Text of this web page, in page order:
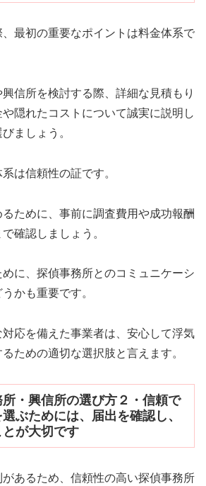
最初の重要なポイントは料金体系で
信所を検討する際、詳細な見積もり
隠れたコストについて誠実に説明し
ましょう。
は信頼性の証です。
ために、事前に調査費用や成功報酬
確認しましょう。
に、探偵事務所とのコミュニケーシ
かも重要です。
応を備えた事業者は、安心して浮気
ための適切な選択肢と言えます。
・興信所の選び方２・信頼で
ぶためには、届出を確認し、
が大切です
あるため、信頼性の高い探偵事務所